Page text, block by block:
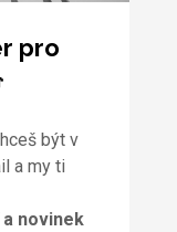
pro
být v
a my ti
novinek